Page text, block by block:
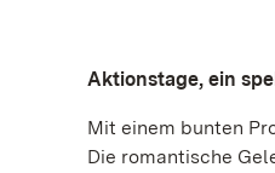
Aktionstage, ein
Mit einem bunten
Die romantische